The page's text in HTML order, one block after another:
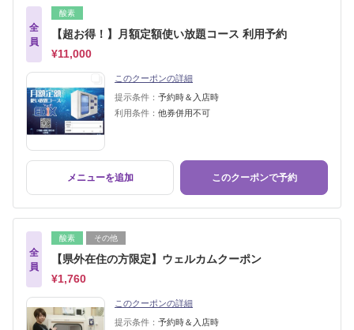
全
員
酸素
【超お得！】月額定額使い放題コース 利用予約
¥11,000
このクーポンの詳細
提示条件： 予約時＆入店時
利用条件： 他券併用不可
メニューを追加 このクーポンで予約
全
員
酸素 その他
【県外在住の方限定】ウェルカムクーポン
¥1,760
このクーポンの詳細
提示条件： 予約時＆入店時